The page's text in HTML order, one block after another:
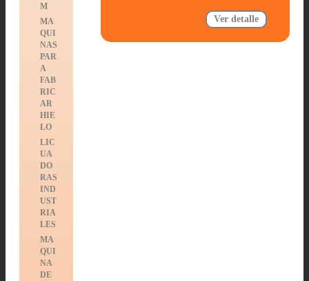
M
MA
QUI
NAS
PAR
A
FAB
RIC
AR
HIE
LO
LIC
UA
DO
RAS
IND
UST
RIA
LES
MA
QUI
NA
DE
Ver detalle